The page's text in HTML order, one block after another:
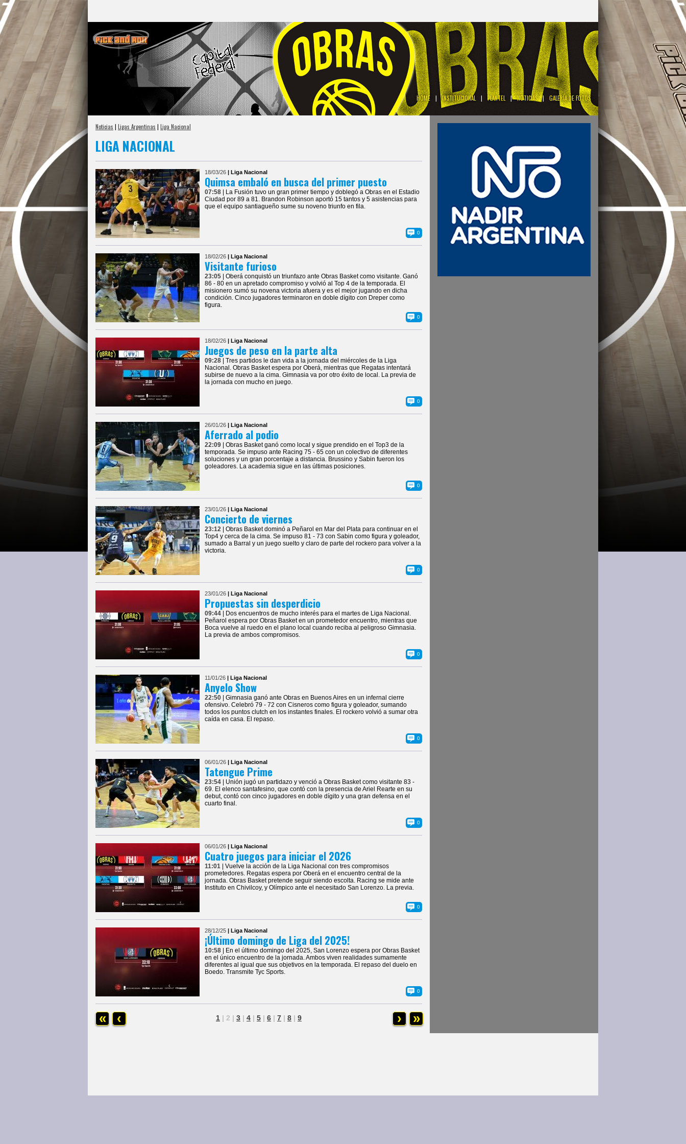
HOME | INSTITUCIONAL | PLANTEL | NOTICIAS | GALERÍA DE FOTOS
Noticias | Ligas Argentinas | Liga Nacional
LIGA NACIONAL
18/03/26 | Liga Nacional
Quimsa embaló en busca del primer puesto
07:58
| La Fusión tuvo un gran primer tiempo y doblegó a Obras en el Estadio
Ciudad por 89 a 81. Brandon Robinson aportó 15 tantos y 5 asistencias para
que el equipo santiagueño sume su noveno triunfo en fila.
0
18/02/26 | Liga Nacional
Visitante furioso
23:05
| Oberá conquistó un triunfazo ante Obras Basket como visitante. Ganó
86 - 80 en un apretado compromiso y volvió al Top 4 de la temporada. El
misionero sumó su novena victoria afuera y es el mejor jugando en dicha
condición. Cinco jugadores terminaron en doble dígito con Dreper como
figura.
0
18/02/26 | Liga Nacional
Juegos de peso en la parte alta
09:28
| Tres partidos le dan vida a la jornada del miércoles de la Liga
Nacional. Obras Basket espera por Oberá, mientras que Regatas intentará
subirse de nuevo a la cima. Gimnasia va por otro éxito de local. La previa de
la jornada con mucho en juego.
0
26/01/26 | Liga Nacional
Aferrado al podio
22:09
| Obras Basket ganó como local y sigue prendido en el Top3 de la
temporada. Se impuso ante Racing 75 - 65 con un colectivo de diferentes
soluciones y un gran porcentaje a distancia. Brussino y Sabin fueron los
goleadores. La academia sigue en las últimas posiciones.
0
23/01/26 | Liga Nacional
Concierto de viernes
23:12
| Obras Basket dominó a Peñarol en Mar del Plata para continuar en el
Top4 y cerca de la cima. Se impuso 81 - 73 con Sabin como figura y goleador,
sumado a Barral y un juego suelto y claro de parte del rockero para volver a la
victoria.
0
23/01/26 | Liga Nacional
Propuestas sin desperdicio
09:44
| Dos encuentros de mucho interés para el martes de Liga Nacional.
Peñarol espera por Obras Basket en un prometedor encuentro, mientras que
Boca vuelve al ruedo en el plano local cuando reciba al peligroso Gimnasia.
La previa de ambos compromisos.
0
11/01/26 | Liga Nacional
Anyelo Show
22:50
| Gimnasia ganó ante Obras en Buenos Aires en un infernal cierre
ofensivo. Celebró 79 - 72 con Cisneros como figura y goleador, sumando
todos los puntos clutch en los instantes finales. El rockero volvió a sumar otra
caída en casa. El repaso.
0
06/01/26 | Liga Nacional
Tatengue Prime
23:54
| Unión jugó un partidazo y venció a Obras Basket como visitante 83 -
69. El elenco santafesino, que contó con la presencia de Ariel Rearte en su
debut, contó con cinco jugadores en doble dígito y una gran defensa en el
cuarto final.
0
06/01/26 | Liga Nacional
Cuatro juegos para iniciar el 2026
11:01
| Vuelve la acción de la Liga Nacional con tres compromisos
prometedores. Regatas espera por Oberá en el encuentro central de la
jornada. Obras Basket pretende seguir siendo escolta. Racing se mide ante
Instituto en Chivilcoy, y Olímpico ante el necesitado San Lorenzo. La previa.
0
28/12/25 | Liga Nacional
¡Último domingo de Liga del 2025!
10:58
| En el último domingo del 2025, San Lorenzo espera por Obras Basket
en el único encuentro de la jornada. Ambos viven realidades sumamente
diferentes al igual que sus objetivos en la temporada. El repaso del duelo en
Boedo. Transmite Tyc Sports.
0
« ‹ 1 | 2 | 3 | 4 | 5 | 6 | 7 | 8 | 9 › »